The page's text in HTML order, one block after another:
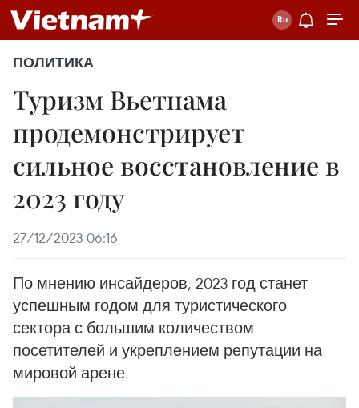
ПОЛИТИКА
Туризм Вьетнама
продемонстрирует
сильное восстановление в
2023 году
27/12/2023 06:16
По мнению инсайдеров, 2023 год станет
успешным годом для туристического
сектора с большим количеством
посетителей и укреплением репутации на
мировой арене.